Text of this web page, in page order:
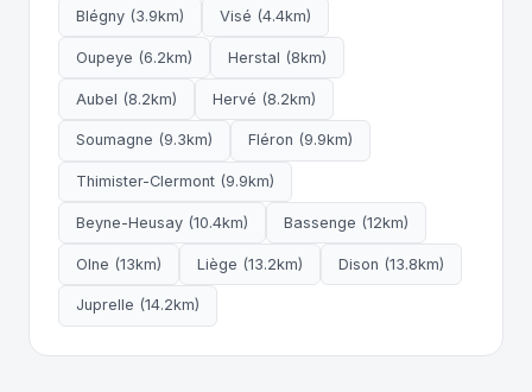
Blégny (3.9km) Visé (4.4km)
Oupeye (6.2km) Herstal (8km)
Aubel (8.2km) Hervé (8.2km)
Soumagne (9.3km) Fléron (9.9km)
Thimister-Clermont (9.9km)
Beyne-Heusay (10.4km) Bassenge (12km)
Olne (13km) Liège (13.2km) Dison (13.8km)
Juprelle (14.2km)